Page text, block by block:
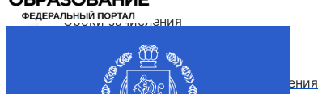
Сроки зачисления
Сроки подачи документов
Перечень документов для поступления